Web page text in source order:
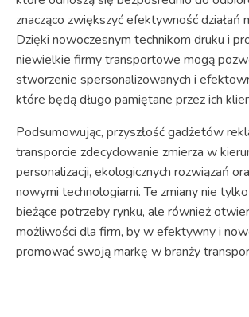
znacząco zwiększyć efektywność działań
Dzięki nowoczesnym technikom druku i
niewielkie firmy transportowe mogą
stworzenie spersonalizowanych i
które będą długo pamiętane przez ich
Podsumowując, przyszłość gadżetów
transporcie zdecydowanie zmierza w
personalizacji, ekologicznych rozwiązań
nowymi technologiami. Te zmiany nie
bieżące potrzeby rynku, ale również
możliwości dla firm, by w efektywny i
promować swoją markę w branży